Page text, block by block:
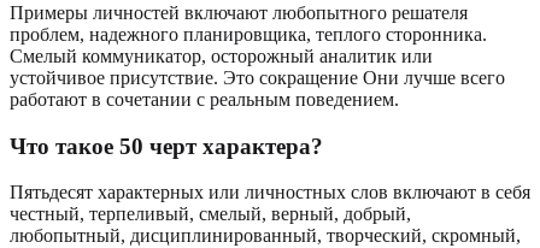
Примеры личностей включают любопытного решателя
проблем, надежного планировщика, теплого сторонника.
Смелый коммуникатор, осторожный аналитик или
устойчивое присутствие. Это сокращение Они лучше всего
работают в сочетании с реальным поведением.
Что такое 50 черт характера?
Пятьдесят характерных или личностных слов включают в себя
честный, терпеливый, смелый, верный, добрый,
любопытный, дисциплинированный, творческий, скромный,